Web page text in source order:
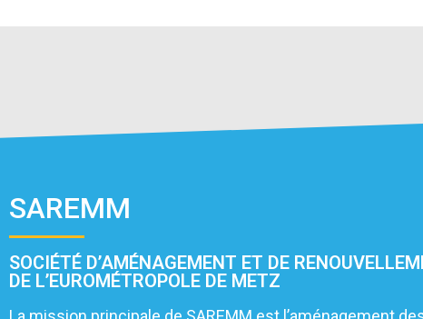
SAREMM
SOCIÉTÉ D’AMÉNAGEMENT ET DE
DE L’EUROMÉTROPOLE DE METZ